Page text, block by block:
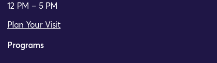
12 PM – 5 PM
Plan Your Visit
Programs